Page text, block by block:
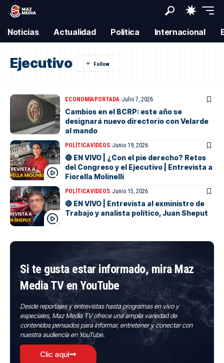
Noticias Actualidad Política Internacional
Ejecutivo
ECONOMÍAPORTADA Julio 7, 2026
Cambios en el BCRP: este año se
designará nuevo directorio con Velarde
al mando
POLÍTICAVIDEOS Junio 19, 2026
🔴 EN VIVO | ¿Con el pie derecho? Retos
del Congreso y el Ejecutivo | Entrevista a
Fiorella Molinelli
POLÍTICAVIDEOS Junio 15, 2026
🔴 EN VIVO | Entrevista al exministro de
Trabajo y analista político, Juan Sheput
Si te gusta estar informado, mira Maz
Media TV en YouTube
Desde reportajes y entrevistas hasta programas en vivo y
especiales, Maz Media TV ofrece una amplia variedad de
contenidos pensados para informar, entretener y conectar con
nuestra audiencia en YouTube.
Clic aquí